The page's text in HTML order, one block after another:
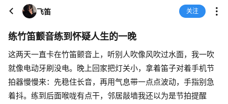
飞笛 关注
练竹笛颤音练到怀疑人生的一晚
这两天一直卡在竹笛颤音上，听别人吹像风吹过水面，我一吹
就像电动牙刷没电。晚上回家把灯关小，拿着笛子对着手机节
拍器慢慢来：先稳住长音，再用气息带一点点波动，手指别急
着抖。练到后面喉咙有点干，邻居敲墙我还以为是节拍提醒